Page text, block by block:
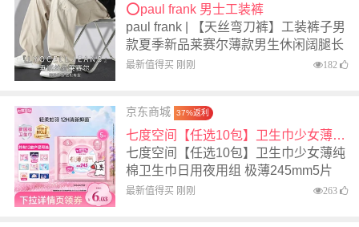
⭕paul frank 男士工装裤
paul frank | 【天丝弯刀裤】工装裤子男
款夏季新品莱赛尔薄款男生休闲阔腿长
裤
最新值得买 刚刚 182
京东商城 37%返利
七度空间【任选10包】卫生巾少女薄纯棉卫生巾日用夜用组 极薄245mm5片
七度空间【任选10包】卫生巾少女薄纯
棉卫生巾日用夜用组 极薄245mm5片
最新值得买 刚刚 263